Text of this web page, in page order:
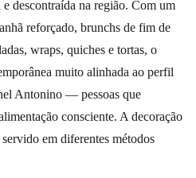
descontraída na região. Com um
reforçado, brunchs de fim de
wraps, quiches e tortas, o
muito alinhada ao perfil
Antonino — pessoas que
consciente. A decoração
em diferentes métodos